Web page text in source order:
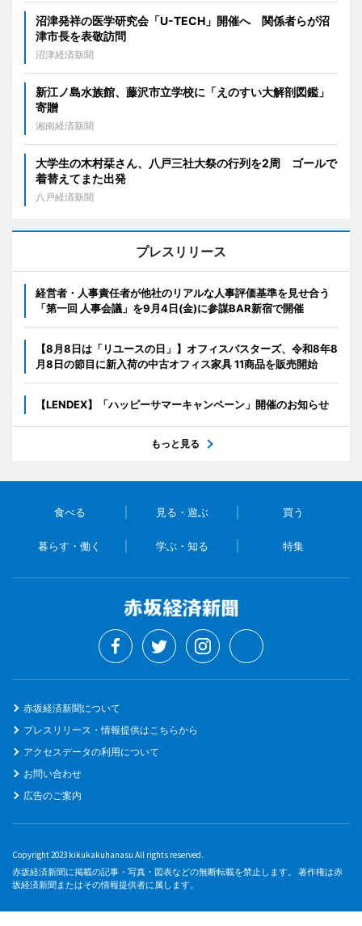
沼津発祥の医学研究会「U-TECH」開催へ 関係者らが沼
津市長を表敬訪問
沼津経済新聞
新江ノ島水族館、藤沢市立学校に「えのすい大解剖図鑑」
寄贈
湘南経済新聞
大学生の木村栞さん、八戸三社大祭の行列を2周 ゴールで
着替えてまた出発
八戸経済新聞
プレスリリース
経営者・人事責任者が他社のリアルな人事評価基準を見せ合う
「第一回 人事会議」を9月4日(金)に参謀BAR新宿で開催
【8月8日は「リユースの日」】オフィスバスターズ、令和8年8
月8日の節目に新入荷の中古オフィス家具 11商品を販売開始
【LENDEX】「ハッピーサマーキャンペーン」開催のお知らせ
もっと見る
食べる 見る・遊ぶ 買う
暮らす・働く 学ぶ・知る 特集
赤坂経済新聞について
プレスリリース・情報提供はこちらから
アクセスデータの利用について
お問い合わせ
広告のご案内
Copyright 2023 kikukakuhanasu All rights reserved.
赤坂経済新聞に掲載の記事・写真・図表などの無断転載を禁止します。 著作権は赤
坂経済新聞またはその情報提供者に属します。